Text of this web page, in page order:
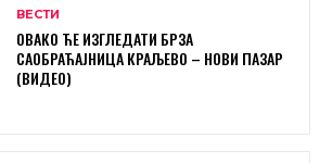
ВЕСТИ
ОВАКО ЋЕ ИЗГЛЕДАТИ БРЗА
САОБРАЋАЈНИЦА КРАЉЕВО – НОВИ ПАЗАР
(ВИДЕО)